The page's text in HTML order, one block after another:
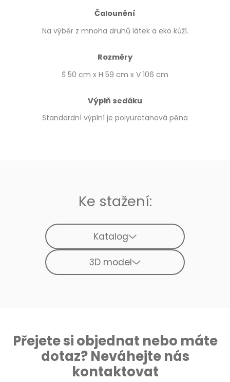
Čalounění
Na výběr z mnoha druhů látek a eko kůží.
Rozměry
Š 50 cm x H 59 cm x V 106 cm
Výplň sedáku
Standardní výplní je polyuretanová pěna
Ke stažení:
Katalog
3D model
Přejete si objednat nebo máte
dotaz? Neváhejte nás
kontaktovat